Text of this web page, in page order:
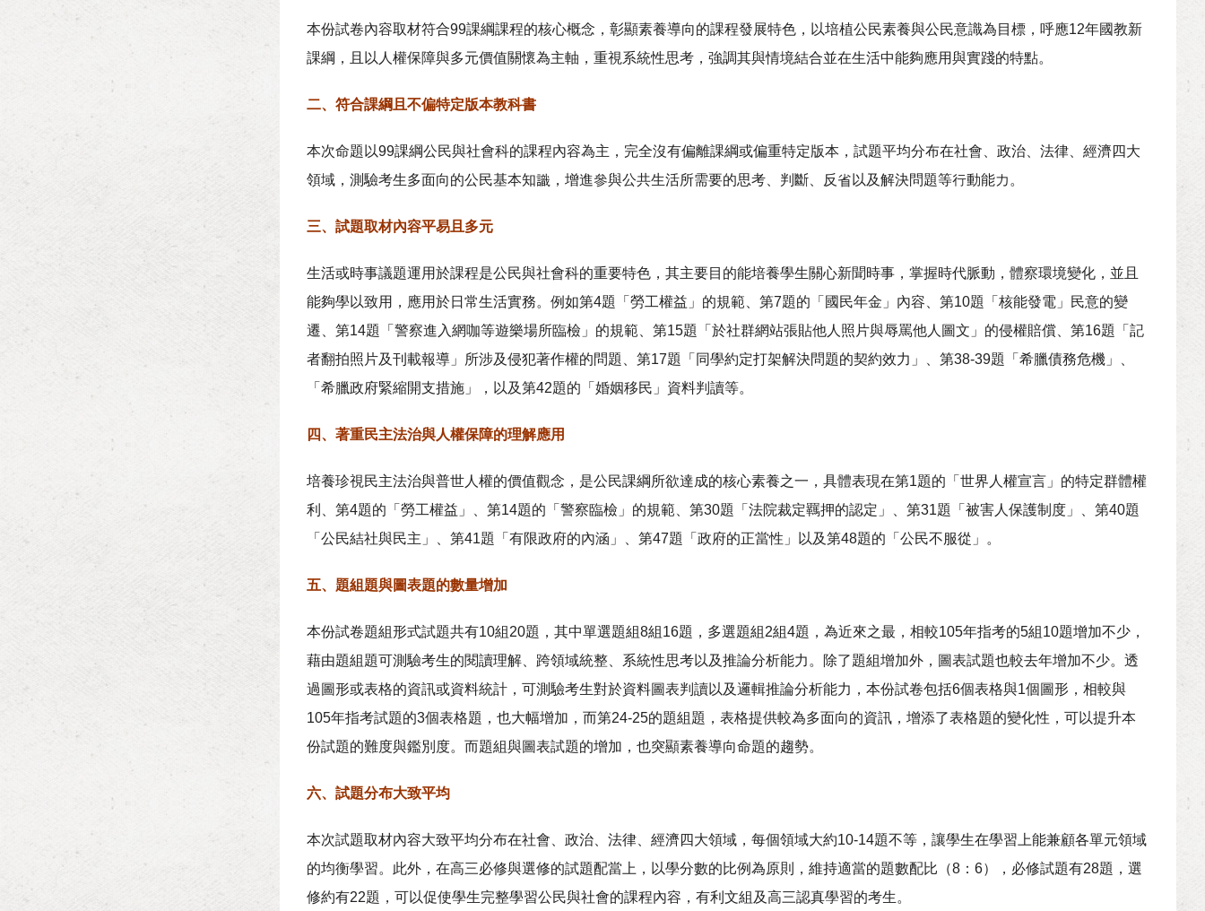
本份試卷內容取材符合99課綱課程的核心概念，彰顯素養導向的課程發展特色，以培植公民素養與公民意識為目標，呼應12年國教新
課綱，且以人權保障與多元價值關懷為主軸，重視系統性思考，強調其與情境結合並在生活中能夠應用與實踐的特點。
二、符合課綱且不偏特定版本教科書
本次命題以99課綱公民與社會科的課程內容為主，完全沒有偏離課綱或偏重特定版本，試題平均分布在社會、政治、法律、經濟四大
領域，測驗考生多面向的公民基本知識，增進參與公共生活所需要的思考、判斷、反省以及解決問題等行動能力。
三、試題取材內容平易且多元
生活或時事議題運用於課程是公民與社會科的重要特色，其主要目的能培養學生關心新聞時事，掌握時代脈動，體察環境變化，並且
能夠學以致用，應用於日常生活實務。例如第4題「勞工權益」的規範、第7題的「國民年金」內容、第10題「核能發電」民意的變
遷、第14題「警察進入網咖等遊樂場所臨檢」的規範、第15題「於社群網站張貼他人照片與辱罵他人圖文」的侵權賠償、第16題「記
者翻拍照片及刊載報導」所涉及侵犯著作權的問題、第17題「同學約定打架解決問題的契約效力」、第38-39題「希臘債務危機」、
「希臘政府緊縮開支措施」，以及第42題的「婚姻移民」資料判讀等。
四、著重民主法治與人權保障的理解應用
培養珍視民主法治與普世人權的價值觀念，是公民課綱所欲達成的核心素養之一，具體表現在第1題的「世界人權宣言」的特定群體權
利、第4題的「勞工權益」、第14題的「警察臨檢」的規範、第30題「法院裁定羈押的認定」、第31題「被害人保護制度」、第40題
「公民結社與民主」、第41題「有限政府的內涵」、第47題「政府的正當性」以及第48題的「公民不服從」。
五、題組題與圖表題的數量增加
本份試卷題組形式試題共有10組20題，其中單選題組8組16題，多選題組2組4題，為近來之最，相較105年指考的5組10題增加不少，
藉由題組題可測驗考生的閱讀理解、跨領域統整、系統性思考以及推論分析能力。除了題組增加外，圖表試題也較去年增加不少。透
過圖形或表格的資訊或資料統計，可測驗考生對於資料圖表判讀以及邏輯推論分析能力，本份試卷包括6個表格與1個圖形，相較與
105年指考試題的3個表格題，也大幅增加，而第24-25的題組題，表格提供較為多面向的資訊，增添了表格題的變化性，可以提升本
份試題的難度與鑑別度。而題組與圖表試題的增加，也突顯素養導向命題的趨勢。
六、試題分布大致平均
本次試題取材內容大致平均分布在社會、政治、法律、經濟四大領域，每個領域大約10-14題不等，讓學生在學習上能兼顧各單元領域
的均衡學習。此外，在高三必修與選修的試題配當上，以學分數的比例為原則，維持適當的題數配比（8：6），必修試題有28題，選
修約有22題，可以促使學生完整學習公民與社會的課程內容，有利文組及高三認真學習的考生。